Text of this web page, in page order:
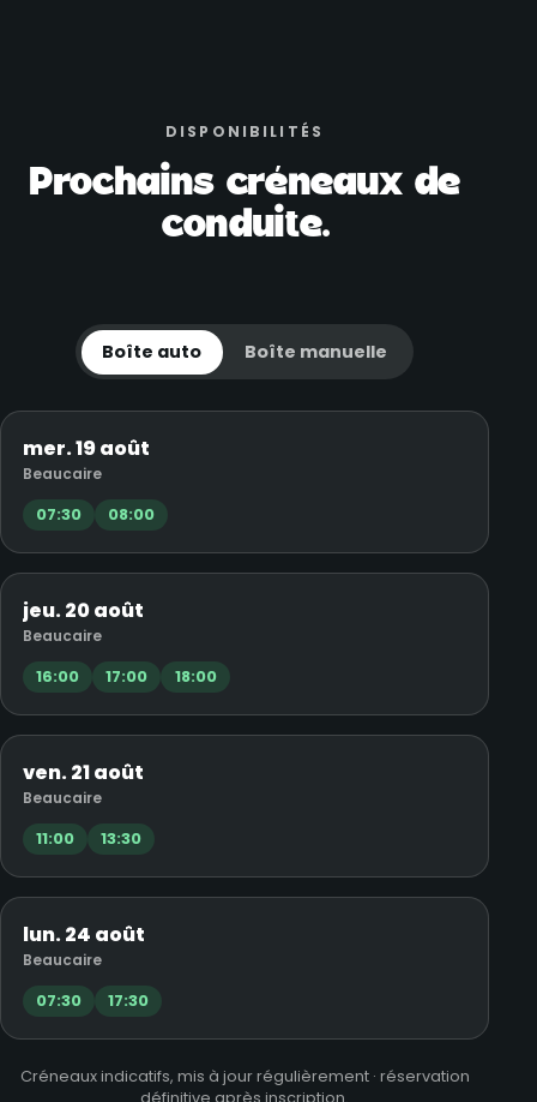
DISPONIBILITÉS
Prochains créneaux de
conduite.
Boîte auto Boîte manuelle
mer. 19 août
Beaucaire
07:30 08:00
jeu. 20 août
Beaucaire
16:00 17:00 18:00
ven. 21 août
Beaucaire
11:00 13:30
lun. 24 août
Beaucaire
07:30 17:30
Créneaux indicatifs, mis à jour régulièrement · réservation